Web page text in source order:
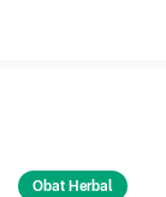
Obat Herbal